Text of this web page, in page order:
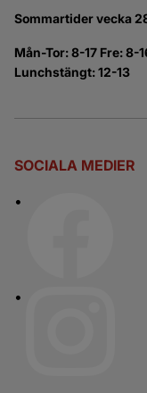
Sommartider vecka
Mån-Tor: 8-17 Fre: 8-
Lunchstängt: 12-13
SOCIALA MEDIER